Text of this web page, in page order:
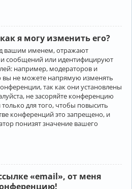
я могу изменить его?
вашим именем, отражают
сообщений или идентифицируют
например, модераторов и
не можете напрямую изменять
так как они установлены
не засоряйте конференцию
для того, чтобы повысить
конференций это запрещено, и
понизят значение вашего
«email», от меня